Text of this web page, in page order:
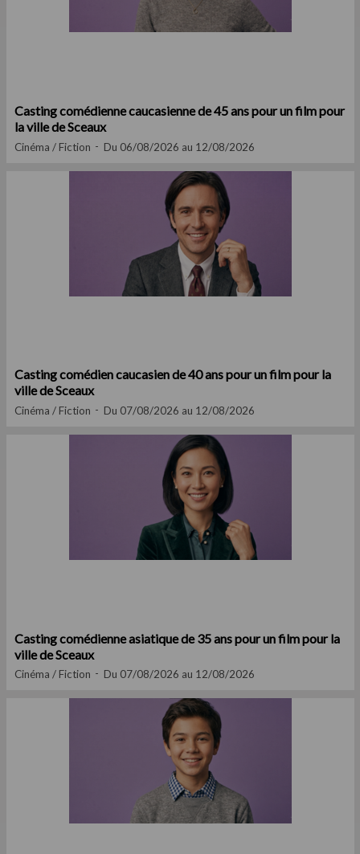
Casting comédienne caucasienne de 45 ans pour un film pour
la ville de Sceaux
Cinéma / Fiction Du 06/08/2026 au 12/08/2026
Casting comédien caucasien de 40 ans pour un film pour la
ville de Sceaux
Cinéma / Fiction Du 07/08/2026 au 12/08/2026
Casting comédienne asiatique de 35 ans pour un film pour la
ville de Sceaux
Cinéma / Fiction Du 07/08/2026 au 12/08/2026